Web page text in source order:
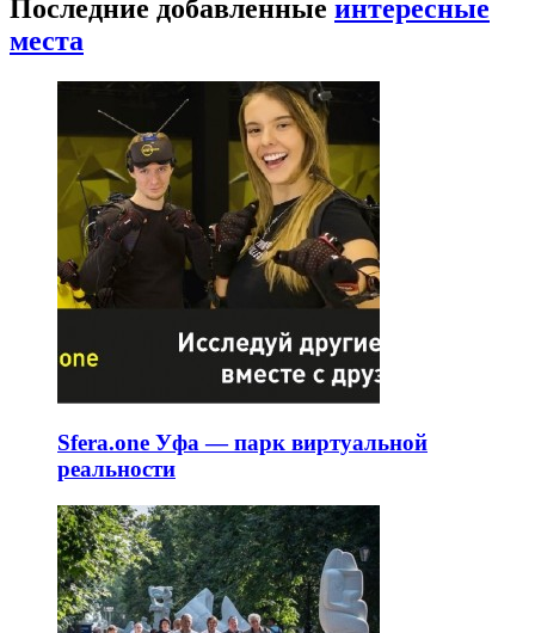
Последние добавленные интересные
места
Sfera.one Уфа — парк виртуальной
реальности